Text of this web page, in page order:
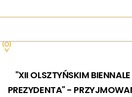
"XII OLSZTYŃSKIM
PREZYDENTA" -